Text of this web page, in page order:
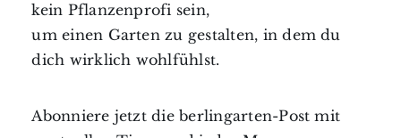
kein Pflanzenprofi sein,
um einen Garten zu gestalten, in dem du
dich wirklich wohlfühlst.
Abonniere jetzt die berlingarten-Post mit